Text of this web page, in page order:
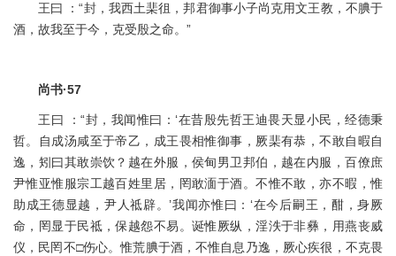
王曰 ：“封，我西土棐徂，邦君御事小子尚克用文王教，不腆于
酒，故我至于今，克受殷之命。”
尚书·57
王曰 ：“封，我闻惟曰：‘在昔殷先哲王迪畏天显小民，经德秉
哲。自成汤咸至于帝乙，成王畏相惟御事，厥棐有恭，不敢自暇自
逸，矧曰其敢崇饮？越在外服，侯甸男卫邦伯，越在内服，百僚庶
尹惟亚惟服宗工越百姓里居，罔敢湎于酒。不惟不敢，亦不暇，惟
助成王德显越，尹人祗辟。’我闻亦惟曰：‘在今后嗣王，酣，身厥
命，罔显于民祗，保越怨不易。诞惟厥纵，淫泆于非彝，用燕丧威
仪，民罔不□伤心。惟荒腆于酒，不惟自息乃逸，厥心疾很，不克畏